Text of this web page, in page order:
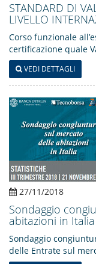
STANDARD DI
LIVELLO
Corso funzionale
certificazione quale
VEDI DETTAGLI
27/11/2018
Sondaggio
abitazioni in
Sondaggio
delle Entrate sul